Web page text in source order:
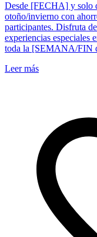
Desde [FECHA] y solo
otoño/invierno con
participantes. Disfruta
experiencias
toda la [SEMANA/FIN
Leer más